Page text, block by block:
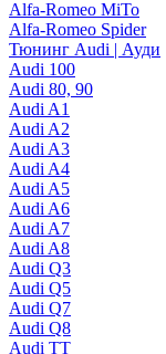
Alfa-Romeo MiTo
Alfa-Romeo Spider
Тюнинг Audi | Ауди
Audi 100
Audi 80, 90
Audi A1
Audi A2
Audi A3
Audi A4
Audi A5
Audi A6
Audi A7
Audi A8
Audi Q3
Audi Q5
Audi Q7
Audi Q8
Audi TT